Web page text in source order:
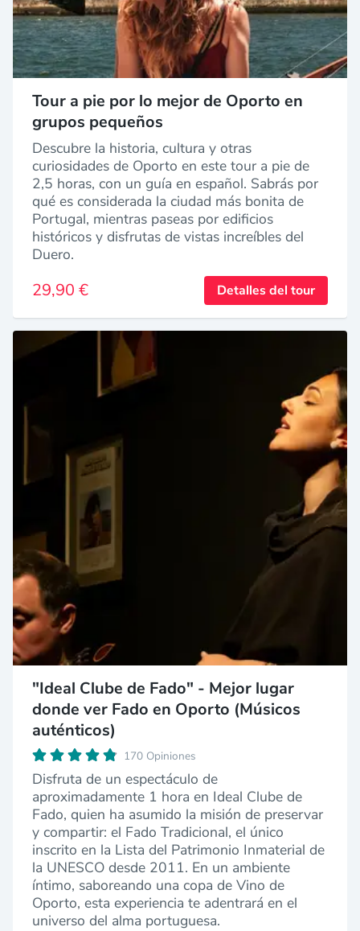
Tour a pie por lo mejor de Oporto en
grupos pequeños
Descubre la historia, cultura y otras
curiosidades de Oporto en este tour a pie de
2,5 horas, con un guía en español. Sabrás por
qué es considerada la ciudad más bonita de
Portugal, mientras paseas por edificios
históricos y disfrutas de vistas increíbles del
Duero.
29,90 € Detalles del tour
"Ideal Clube de Fado" - Mejor lugar
donde ver Fado en Oporto (Músicos
auténticos)
170 Opiniones
Disfruta de un espectáculo de
aproximadamente 1 hora en Ideal Clube de
Fado, quien ha asumido la misión de preservar
y compartir: el Fado Tradicional, el único
inscrito en la Lista del Patrimonio Inmaterial de
la UNESCO desde 2011. En un ambiente
íntimo, saboreando una copa de Vino de
Oporto, esta experiencia te adentrará en el
universo del alma portuguesa.